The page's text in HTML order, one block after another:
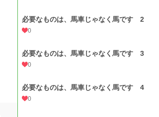
必要なものは、馬車じゃなく馬です 2
0
必要なものは、馬車じゃなく馬です 3
0
必要なものは、馬車じゃなく馬です 4
0